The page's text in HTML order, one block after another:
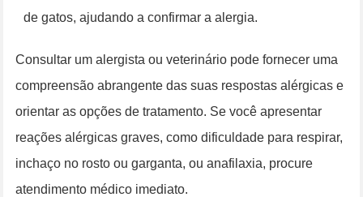
de gatos, ajudando a confirmar a alergia.
Consultar um alergista ou veterinário pode fornecer uma
compreensão abrangente das suas respostas alérgicas e
orientar as opções de tratamento. Se você apresentar
reações alérgicas graves, como dificuldade para respirar,
inchaço no rosto ou garganta, ou anafilaxia, procure
atendimento médico imediato.